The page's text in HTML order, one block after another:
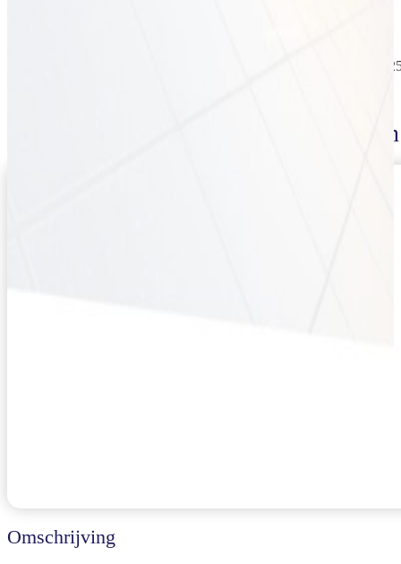
Valk RVS staalplaatschroef
Valk RVS staalplaatschroef M6x25
Omschrijving